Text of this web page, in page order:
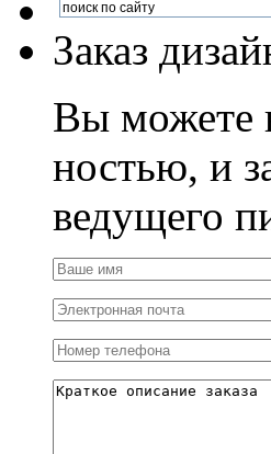
Заказ
Вы можете
ностью, и
ведущего